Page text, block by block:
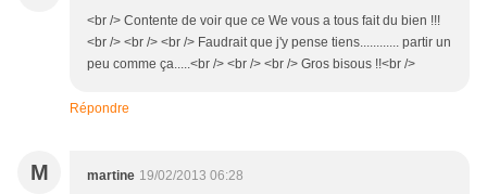
<br /> Contente de voir que ce We vous a tous fait du bien !!!
<br /> <br /> <br /> Faudrait que j'y pense tiens............ partir un
peu comme ça.....<br /> <br /> <br /> Gros bisous !!<br />
Répondre
M martine 19/02/2013 06:28